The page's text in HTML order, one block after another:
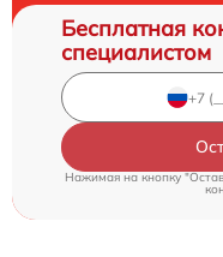
Бесплатная
специалистом
Нажимая на кнопку